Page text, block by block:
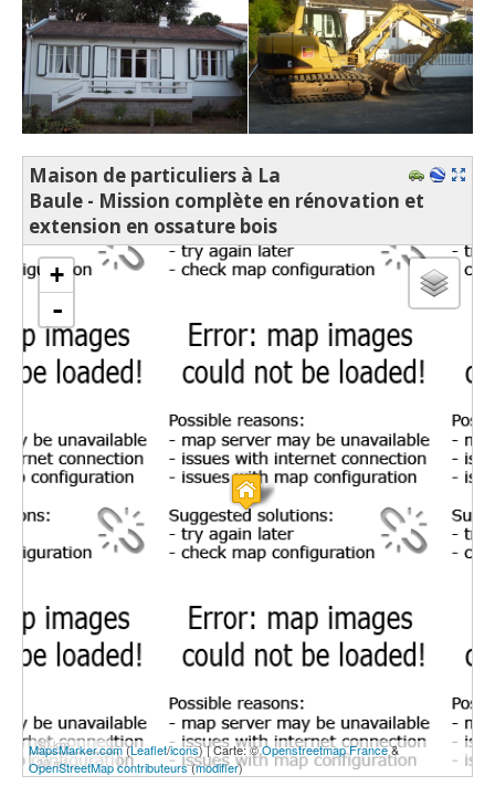
Maison de particuliers à La
Baule - Mission complète en rénovation et
extension en ossature bois
chargement de la carte - veuillez patienter...
+
-
30 km
20 mi
MapsMarker.com(Leaflet/icons) | Carte: ©Openstreetmap France&
OpenStreetMap contributeurs(modifier)